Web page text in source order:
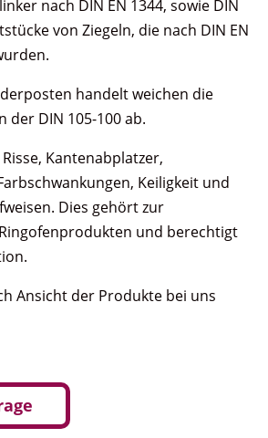
nach DIN EN 1344, sowie DIN
von Ziegeln, die nach DIN EN
handelt weichen die
der DIN 105-100 ab.
Kantenabplatzer,
Keiligkeit und
Dies gehört zur
und berechtigt
Ansicht der Produkte bei uns